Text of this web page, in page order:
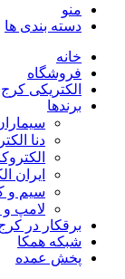
منو
دسته بندی ها
خانه
فروشگاه
الکتریکی کرج
برندها
دنا
ایران
سیم و
لامپ و
برقکار در
شبکه همکا
پخش عمده